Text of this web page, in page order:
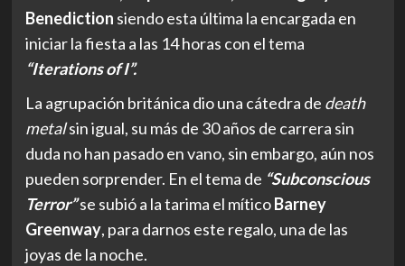
Benediction siendo esta última la encargada en
iniciar la fiesta a las 14 horas con el tema
“Iterations of I”.
La agrupación británica dio una cátedra de death
metalsin igual, su más de 30 años de carrera sin
duda no han pasado en vano, sin embargo, aún nos
pueden sorprender. En el tema de “Subconscious
Terror”se subió a la tarima el míticoBarney
Greenway, para darnos este regalo, una de las
joyas de la noche.